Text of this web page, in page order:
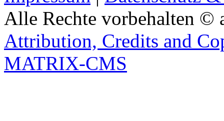
Alle Rechte vorbehalten ©
Attribution, Credits and
MATRIX-CMS